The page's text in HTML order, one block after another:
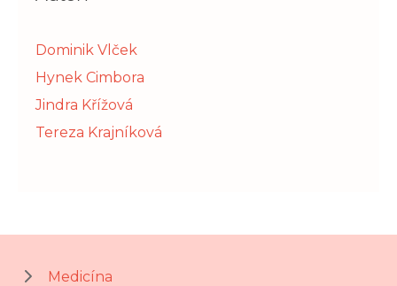
Dominik Vlček
Hynek Cimbora
Jindra Křížová
Tereza Krajníková
Medicína